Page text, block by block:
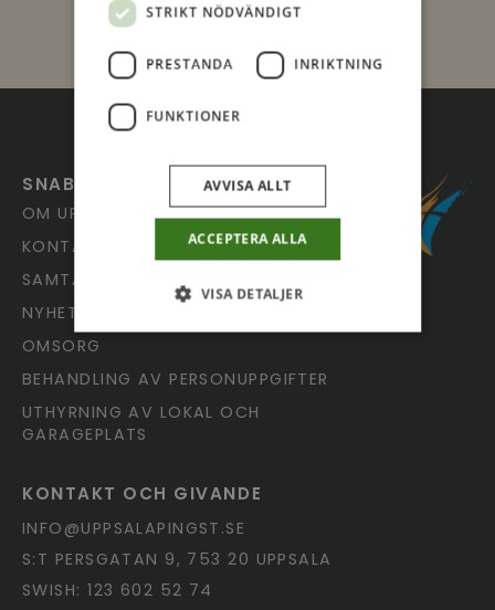
SNABBLÄNKAR
OM UPPSALA PINGST
KONTAKT
SAMTALSJOUREN
NYHETSARKIV
OMSORG
BEHANDLING AV PERSONUPPGIFTER
UTHYRNING AV LOKAL OCH
GARAGEPLATS
KONTAKT OCH GIVANDE
INFO@UPPSALAPINGST.SE
S:T PERSGATAN 9, 753 20 UPPSALA
SWISH: 123 602 52 74
STRIKT NÖDVÄNDIGT
PRESTANDA INRIKTNING
FUNKTIONER
ACCEPTERA ALLA
AVVISA ALLT
VISA DETALJER